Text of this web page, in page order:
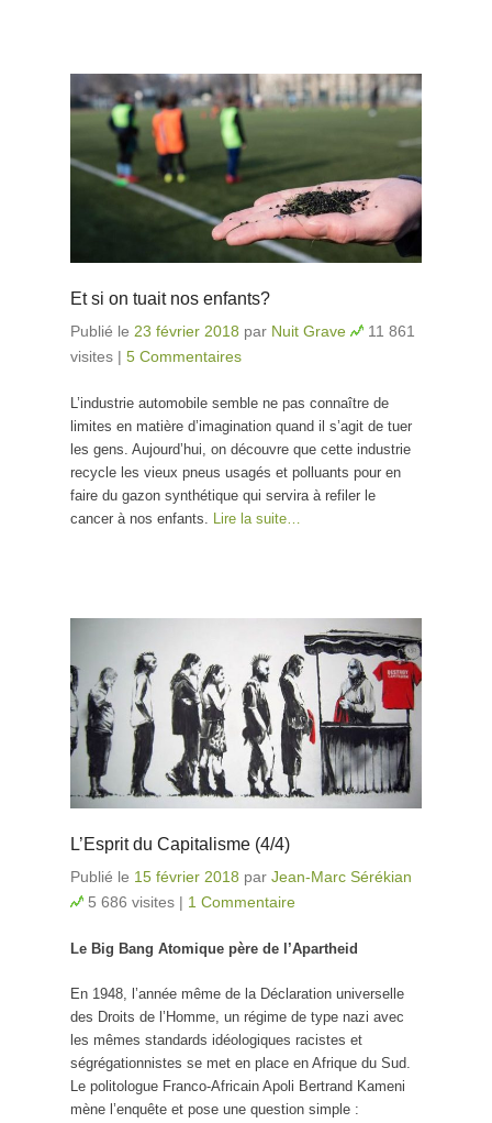
Et si on tuait nos enfants?
Publié le 23 février 2018 par Nuit Grave
11 861
visites | 5 Commentaires
L’industrie automobile semble ne pas connaître de
limites en matière d’imagination quand il s’agit de tuer
les gens. Aujourd’hui, on découvre que cette industrie
recycle les vieux pneus usagés et polluants pour en
faire du gazon synthétique qui servira à refiler le
cancer à nos enfants. Lire la suite…
L’Esprit du Capitalisme (4/4)
Publié le 15 février 2018 par Jean-Marc Sérékian
5 686 visites | 1 Commentaire
Le Big Bang Atomique père de l’Apartheid
En 1948, l’année même de la Déclaration universelle
des Droits de l’Homme, un régime de type nazi avec
les mêmes standards idéologiques racistes et
ségrégationnistes se met en place en Afrique du Sud.
Le politologue Franco-Africain Apoli Bertrand Kameni
mène l’enquête et pose une question simple :